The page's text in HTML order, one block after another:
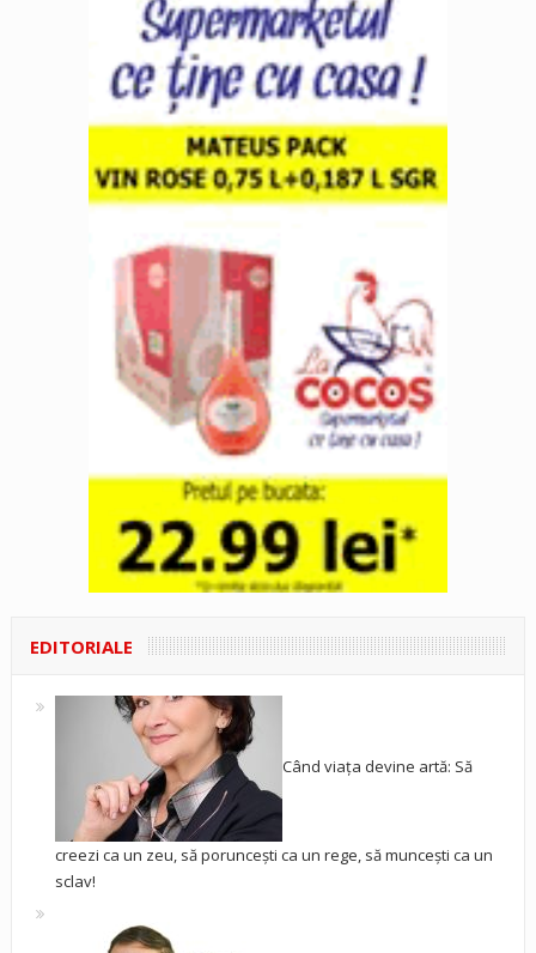
EDITORIALE
Când viața devine artă: Să
creezi ca un zeu, să poruncești ca un rege, să muncești ca un
sclav!